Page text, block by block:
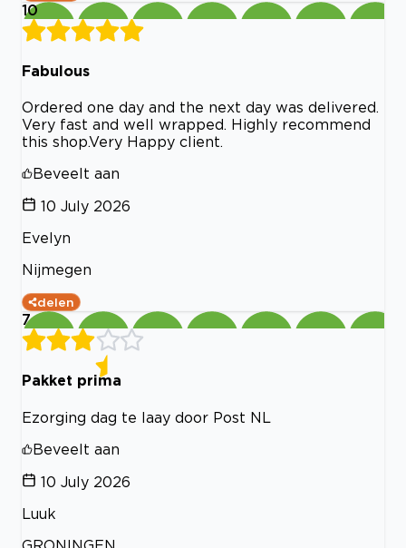
10
Fabulous
Ordered one day and the next day was delivered.
Very fast and well wrapped. Highly recommend
this shop.Very Happy client.
Beveelt aan
10 July 2026
Evelyn
Nijmegen
delen
7
Pakket prima
Ezorging dag te laay door Post NL
Beveelt aan
10 July 2026
Luuk